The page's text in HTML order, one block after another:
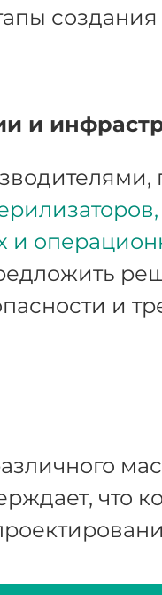
создания
и
и
и
что